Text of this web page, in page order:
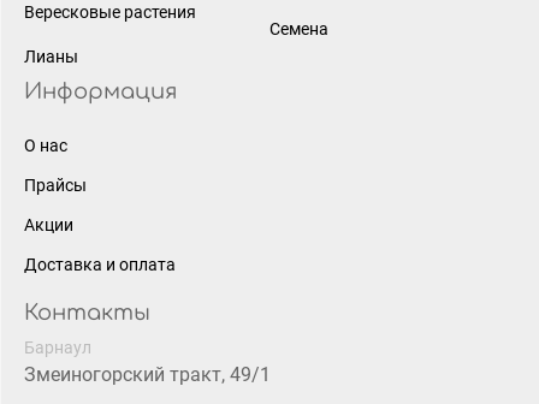
Вересковые растения
Лианы
Семена
Информация
О нас
Прайсы
Акции
Доставка и оплата
Контакты
Барнаул
Змеиногорский тракт, 49/1